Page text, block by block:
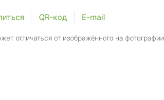
QR-код E-mail
отличаться от изображённого на фотографии